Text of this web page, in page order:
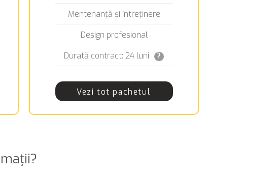
Mentenanță și întreținere
Design profesional
Durată contract: 24 luni
?
Vezi tot pachetul